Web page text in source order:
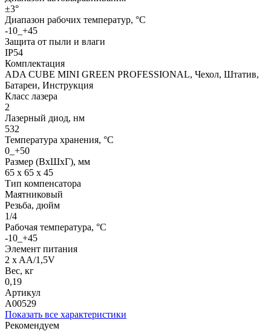
±3°
Диапазон рабочих температур, °С
-10_+45
Защита от пыли и влаги
IP54
Комплектация
ADA CUBE MINI GREEN PROFESSIONAL, Чехол, Штатив,
Батареи, Инструкция
Класс лазера
2
Лазерный диод, нм
532
Температура хранения, °C
0_+50
Размер (ВхШхГ), мм
65 х 65 х 45
Тип компенсатора
Маятниковый
Резьба, дюйм
1/4
Рабочая температура, °C
-10_+45
Элемент питания
2 x AA/1,5V
Вес, кг
0,19
Артикул
А00529
Показать все характеристики
Рекомендуем